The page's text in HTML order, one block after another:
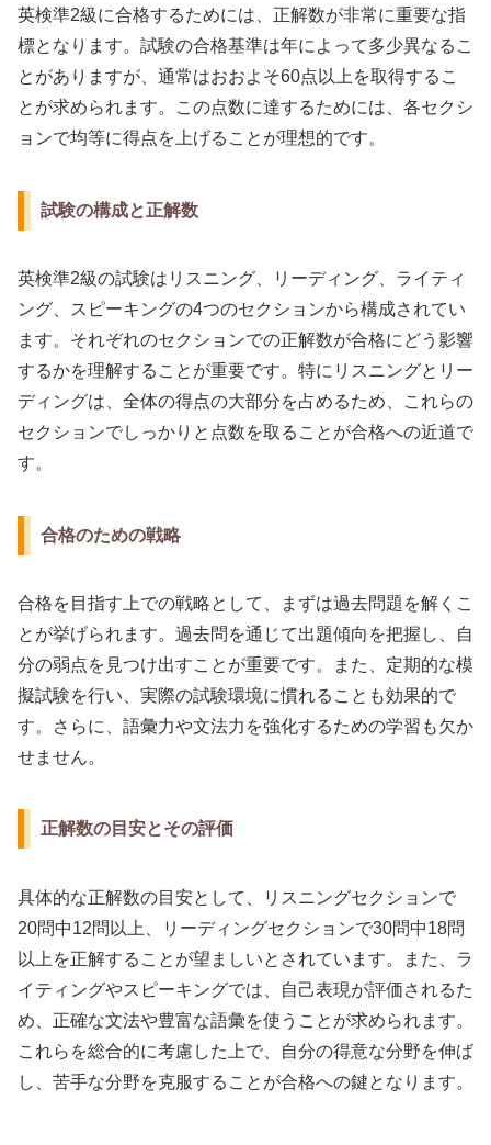
英検準2級に合格するためには、正解数が非常に重要な指
標となります。試験の合格基準は年によって多少異なるこ
とがありますが、通常はおおよそ60点以上を取得するこ
とが求められます。この点数に達するためには、各セクシ
ョンで均等に得点を上げることが理想的です。
試験の構成と正解数
英検準2級の試験はリスニング、リーディング、ライティ
ング、スピーキングの4つのセクションから構成されてい
ます。それぞれのセクションでの正解数が合格にどう影響
するかを理解することが重要です。特にリスニングとリー
ディングは、全体の得点の大部分を占めるため、これらの
セクションでしっかりと点数を取ることが合格への近道で
す。
合格のための戦略
合格を目指す上での戦略として、まずは過去問題を解くこ
とが挙げられます。過去問を通じて出題傾向を把握し、自
分の弱点を見つけ出すことが重要です。また、定期的な模
擬試験を行い、実際の試験環境に慣れることも効果的で
す。さらに、語彙力や文法力を強化するための学習も欠か
せません。
正解数の目安とその評価
具体的な正解数の目安として、リスニングセクションで
20問中12問以上、リーディングセクションで30問中18問
以上を正解することが望ましいとされています。また、ラ
イティングやスピーキングでは、自己表現が評価されるた
め、正確な文法や豊富な語彙を使うことが求められます。
これらを総合的に考慮した上で、自分の得意な分野を伸ば
し、苦手な分野を克服することが合格への鍵となります。